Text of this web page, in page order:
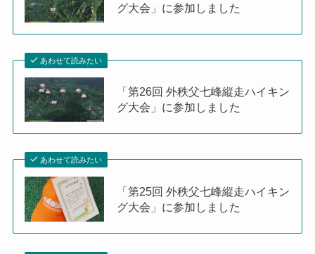
グ大会」に参加しました
あわせて読みたい
「第26回 外秩父七峰縦走ハイキン
グ大会」に参加しました
あわせて読みたい
「第25回 外秩父七峰縦走ハイキン
グ大会」に参加しました